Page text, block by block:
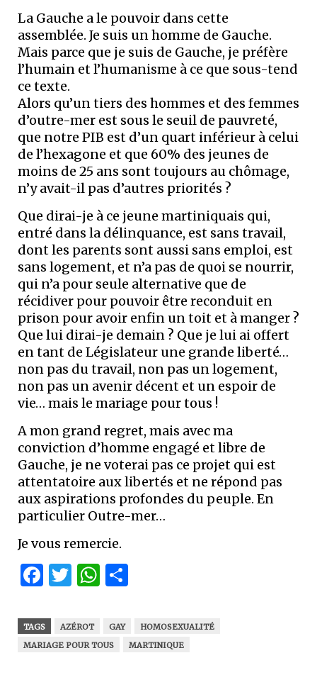
La Gauche a le pouvoir dans cette
assemblée. Je suis un homme de Gauche.
Mais parce que je suis de Gauche, je préfère
l’humain et l’humanisme à ce que sous-tend
ce texte.
Alors qu’un tiers des hommes et des femmes
d’outre-mer est sous le seuil de pauvreté,
que notre PIB est d’un quart inférieur à celui
de l’hexagone et que 60% des jeunes de
moins de 25 ans sont toujours au chômage,
n’y avait-il pas d’autres priorités ?
Que dirai-je à ce jeune martiniquais qui,
entré dans la délinquance, est sans travail,
dont les parents sont aussi sans emploi, est
sans logement, et n’a pas de quoi se nourrir,
qui n’a pour seule alternative que de
récidiver pour pouvoir être reconduit en
prison pour avoir enfin un toit et à manger ?
Que lui dirai-je demain ? Que je lui ai offert
en tant de Législateur une grande liberté…
non pas du travail, non pas un logement,
non pas un avenir décent et un espoir de
vie… mais le mariage pour tous !
A mon grand regret, mais avec ma
conviction d’homme engagé et libre de
Gauche, je ne voterai pas ce projet qui est
attentatoire aux libertés et ne répond pas
aux aspirations profondes du peuple. En
particulier Outre-mer…
Je vous remercie.
Facebook
Twitter
WhatsApp
TAGS AZÉROT GAY
HOMOSEXUALITÉ
MARIAGE POUR TOUS
MARTINIQUE